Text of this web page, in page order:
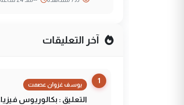
آخر التعليقات
1
يوسف غزوان عصمت
التعليق : بكالوريوس